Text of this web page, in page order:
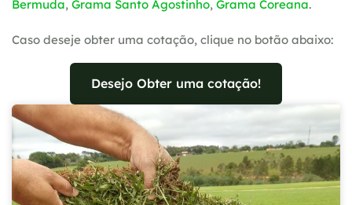
Bermuda, Grama Santo Agostinho, Grama Coreana.
Caso deseje obter uma cotação, clique no botão abaixo:
Desejo Obter uma cotação!